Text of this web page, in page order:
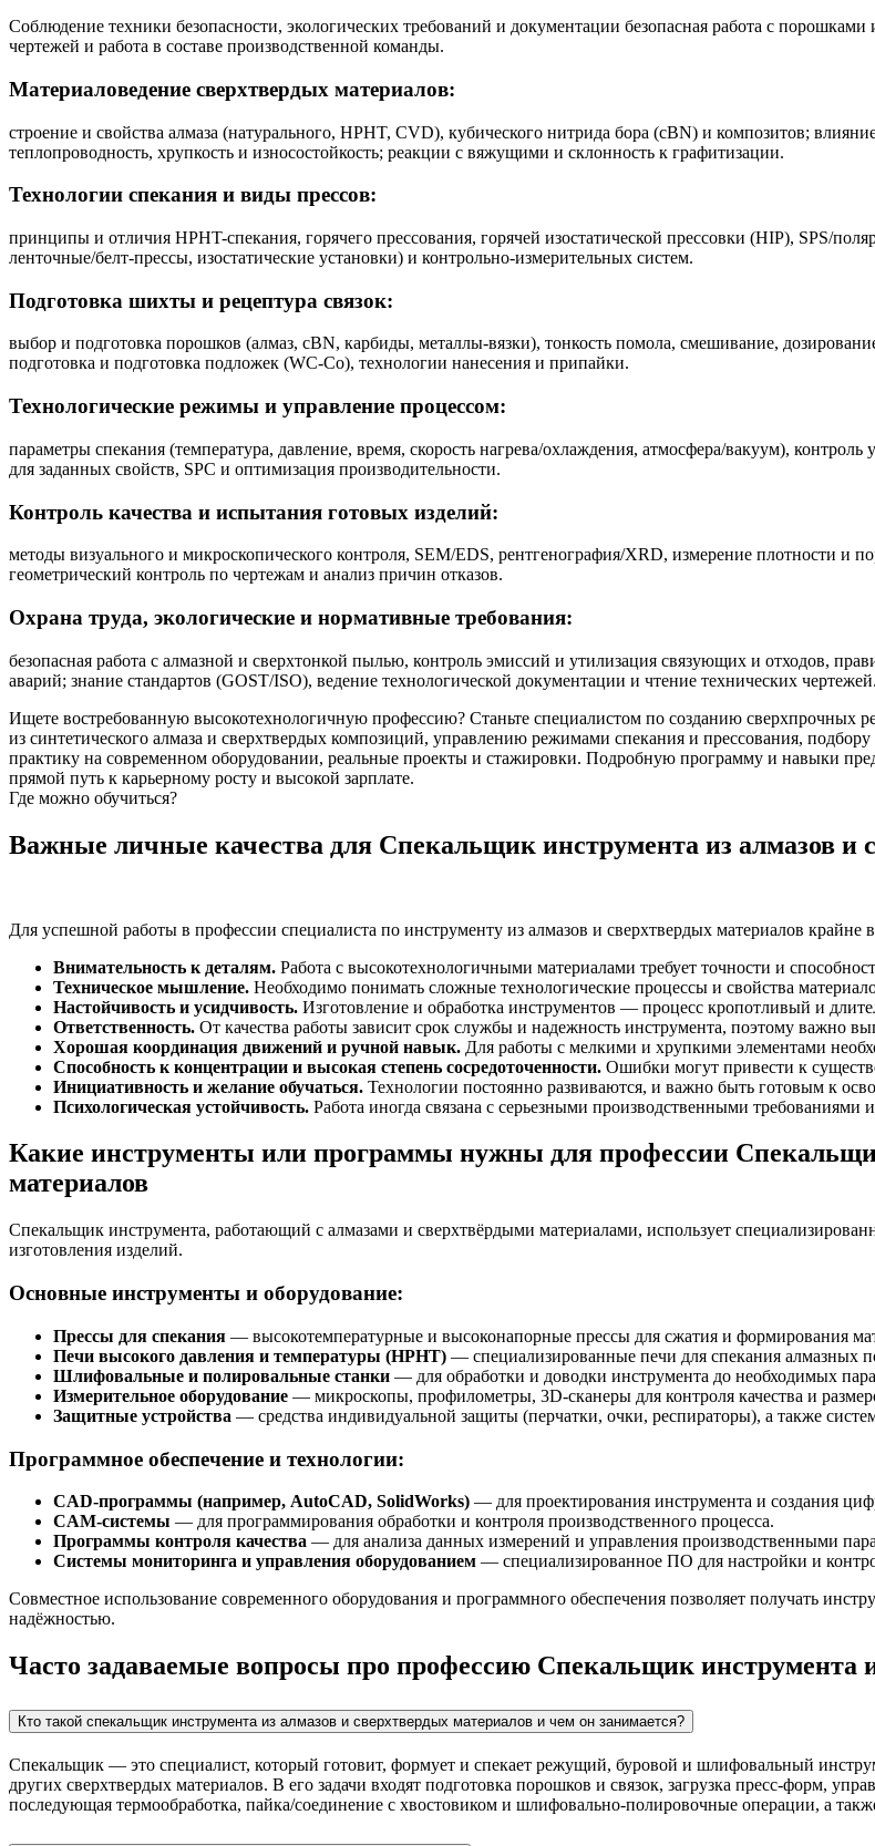
Соблюдение техники безопасности, экологических требований и документации безопасная работа с
чертежей и работа в составе производственной команды.
Материаловедение сверхтвердых материалов:
строение и свойства алмаза (натурального, HPHT, CVD), кубического нитрида бора (cBN) и композитов;
теплопроводность, хрупкость и износостойкость; реакции с вяжущими и склонность к графитизации.
Технологии спекания и виды прессов:
принципы и отличия HPHT-спекания, горячего прессования, горячей изостатической прессовки (HIP), SPS/
ленточные/белт-прессы, изостатические установки) и контрольно-измерительных систем.
Подготовка шихты и рецептура связок:
выбор и подготовка порошков (алмаз, cBN, карбиды, металлы-вязки), тонкость помола, смешивание,
подготовка и подготовка подложек (WC-Co), технологии нанесения и припайки.
Технологические режимы и управление процессом:
параметры спекания (температура, давление, время, скорость нагрева/охлаждения, атмосфера/вакуум),
для заданных свойств, SPC и оптимизация производительности.
Контроль качества и испытания готовых изделий:
методы визуального и микроскопического контроля, SEM/EDS, рентгенография/XRD, измерение плотности и
геометрический контроль по чертежам и анализ причин отказов.
Охрана труда, экологические и нормативные требования:
безопасная работа с алмазной и сверхтонкой пылью, контроль эмиссий и утилизация связующих и отходов,
аварий; знание стандартов (GOST/ISO), ведение технологической документации и чтение технических чертежей.
Ищете востребованную высокотехнологичную профессию? Станьте специалистом по созданию
из синтетического алмаза и сверхтвердых композиций, управлению режимами спекания и прессования,
практику на современном оборудовании, реальные проекты и стажировки. Подробную программу и навыки
прямой путь к карьерному росту и высокой зарплате.
Где можно обучиться?
Важные личные качества для Спекальщик инструмента из алмазов и
Для успешной работы в профессии специалиста по инструменту из алмазов и сверхтвердых материалов
Внимательность к деталям. Работа с высокотехнологичными материалами требует точности и
Техническое мышление. Необходимо понимать сложные технологические процессы и свойства
Настойчивость и усидчивость. Изготовление и обработка инструментов — процесс кропотливый и
Ответственность. От качества работы зависит срок службы и надежность инструмента, поэтому важно
Хорошая координация движений и ручной навык. Для работы с мелкими и хрупкими элементами
Способность к концентрации и высокая степень сосредоточенности. Ошибки могут привести к
Инициативность и желание обучаться. Технологии постоянно развиваются, и важно быть готовым к
Психологическая устойчивость. Работа иногда связана с серьезными производственными требованиями
Какие инструменты или программы нужны для профессии
материалов
Спекальщик инструмента, работающий с алмазами и сверхтвёрдыми материалами, использует
изготовления изделий.
Основные инструменты и оборудование:
Прессы для спекания — высокотемпературные и высоконапорные прессы для сжатия и формирования
Печи высокого давления и температуры (HPHT) — специализированные печи для спекания алмазных
Шлифовальные и полировальные станки — для обработки и доводки инструмента до необходимых
Измерительное оборудование — микроскопы, профилометры, 3D-сканеры для контроля качества и
Защитные устройства — средства индивидуальной защиты (перчатки, очки, респираторы), а также
Программное обеспечение и технологии:
CAD-программы (например, AutoCAD, SolidWorks) — для проектирования инструмента и создания
CAM-системы — для программирования обработки и контроля производственного процесса.
Программы контроля качества — для анализа данных измерений и управления производственными
Системы мониторинга и управления оборудованием — специализированное ПО для настройки и
Совместное использование современного оборудования и программного обеспечения позволяет получать
надёжностью.
Часто задаваемые вопросы про профессию Спекальщик инструмента
Кто такой спекальщик инструмента из алмазов и сверхтвердых материалов и чем он занимается?
Спекальщик — это специалист, который готовит, формует и спекает режущий, буровой и шлифовальный
других сверхтвердых материалов. В его задачи входят подготовка порошков и связок, загрузка пресс-форм,
последующая термообработка, пайка/соединение с хвостовиком и шлифовально-полировочные операции, а